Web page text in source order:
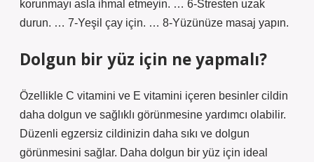
korunmayı asla ihmal etmeyin. … 6-Stresten uzak
durun. … 7-Yeşil çay için. … 8-Yüzünüze masaj yapın.
Dolgun bir yüz için ne yapmalı?
Özellikle C vitamini ve E vitamini içeren besinler cildin
daha dolgun ve sağlıklı görünmesine yardımcı olabilir.
Düzenli egzersiz cildinizin daha sıkı ve dolgun
görünmesini sağlar. Daha dolgun bir yüz için ideal